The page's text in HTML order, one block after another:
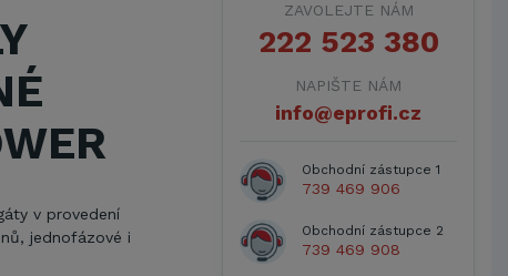
v provedení
jednofázové i
ZAVOLEJTE NÁM
222 523 380
NAPIŠTE NÁM
info@eprofi.cz
Obchodní zástupce 1
739 469 906
Obchodní zástupce 2
739 469 908